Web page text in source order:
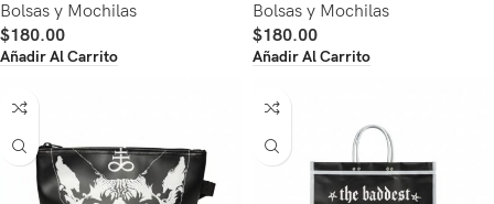
Bolsas y Mochilas
$180.00
Añadir Al Carrito
Bolsas y Mochilas
$180.00
Añadir Al Carrito